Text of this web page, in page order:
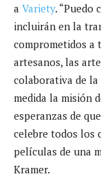
a Variety. “Puedo
incluirán en la
comprometidos a
artesanos, las
colaborativa de
medida la misión
esperanzas de
celebre todos los
películas de una
Kramer.